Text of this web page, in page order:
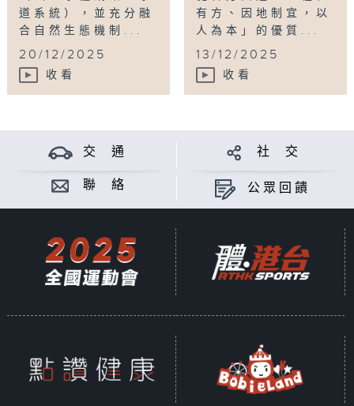
道系統），並充分融
合自然生態機制...
20/12/2025
收看
有方、因地制宜，以
人為本」的優質...
13/12/2025
收看
交 通 社 交
聯 絡 公眾回饋